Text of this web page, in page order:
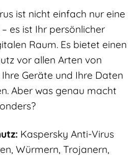
ist nicht einfach nur eine
es ist Ihr persönlicher
Raum. Es bietet einen
vor allen Arten von
Geräte und Ihre Daten
Aber was genau macht
Kaspersky Anti-Virus
Würmern, Trojanern,